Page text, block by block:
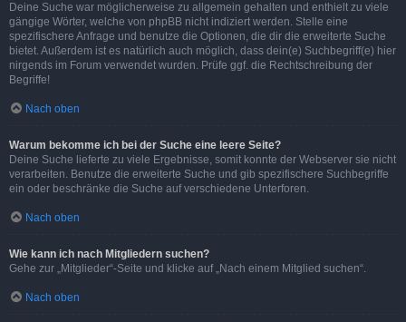
Deine Suche war möglicherweise zu allgemein gehalten und enthielt zu viele
gängige Wörter, welche von phpBB nicht indiziert werden. Stelle eine
spezifischere Anfrage und benutze die Optionen, die dir die erweiterte Suche
bietet. Außerdem ist es natürlich auch möglich, dass dein(e) Suchbegriff(e) hier
nirgends im Forum verwendet wurden. Prüfe ggf. die Rechtschreibung der
Begriffe!
Nach oben
Warum bekomme ich bei der Suche eine leere Seite?
Deine Suche lieferte zu viele Ergebnisse, somit konnte der Webserver sie nicht
verarbeiten. Benutze die erweiterte Suche und gib spezifischere Suchbegriffe
ein oder beschränke die Suche auf verschiedene Unterforen.
Nach oben
Wie kann ich nach Mitgliedern suchen?
Gehe zur „Mitglieder“-Seite und klicke auf „Nach einem Mitglied suchen“.
Nach oben